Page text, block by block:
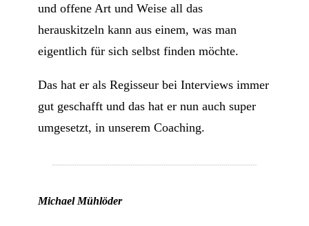
und offene Art und Weise all das
herauskitzeln kann aus einem, was man
eigentlich für sich selbst finden möchte.
Das hat er als Regisseur bei Interviews immer
gut geschafft und das hat er nun auch super
umgesetzt, in unserem Coaching.
Michael Mühlöder